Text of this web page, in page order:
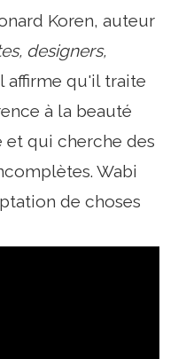
Koren, auteur
designers,
affirme qu'il traite
à la beauté
qui cherche des
Wabi
de choses